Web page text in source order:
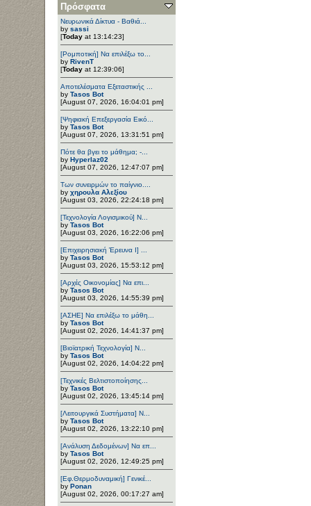
Πρόσφατα
Νευρωνικά Δίκτυα - Βαθιά...
by sassi
[Today at 13:14:23]
[Ρομποτική] Να επιλέξω το...
by RivenT
[Today at 12:39:06]
Αποτελέσματα Εξεταστικής ...
by Tasos Bot
[August 07, 2026, 16:04:01 pm]
[Ψηφιακή Επεξεργασία Εικό...
by Tasos Bot
[August 07, 2026, 13:31:51 pm]
Πότε θα βγει το μάθημα; -...
by Hyperlaz02
[August 07, 2026, 12:47:07 pm]
Των συνειρμών το παίγνιο....
by χηρουλα Αλεξίου
[August 03, 2026, 22:24:18 pm]
[Τεχνολογία Λογισμικού] Ν...
by Tasos Bot
[August 03, 2026, 16:22:06 pm]
[Επιχειρησιακή Έρευνα Ι] ...
by Tasos Bot
[August 03, 2026, 15:53:12 pm]
[Αρχές Οικονομίας] Να επι...
by Tasos Bot
[August 03, 2026, 14:55:39 pm]
[ΑΣΗΕ] Να επιλέξω το μάθη...
by Tasos Bot
[August 02, 2026, 14:41:37 pm]
[Βιοϊατρική Τεχνολογία] Ν...
by Tasos Bot
[August 02, 2026, 14:04:22 pm]
[Τεχνικές Βελτιστοποίησης...
by Tasos Bot
[August 02, 2026, 13:45:14 pm]
[Λειτουργικά Συστήματα] Ν...
by Tasos Bot
[August 02, 2026, 13:22:10 pm]
[Ανάλυση Δεδομένων] Να επ...
by Tasos Bot
[August 02, 2026, 12:49:25 pm]
[Εφ.Θερμοδυναμική] Γενικέ...
by Ponan
[August 02, 2026, 00:17:27 am]